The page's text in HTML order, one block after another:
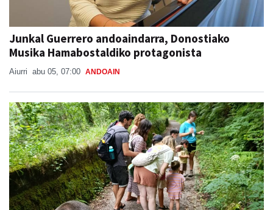
Junkal Guerrero andoaindarra, Donostiako
Musika Hamabostaldiko protagonista
Aiurri abu 05, 07:00 ANDOAIN